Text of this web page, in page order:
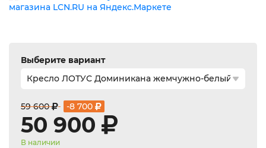
Выберите вариант
59 600 -8 700
50 900
В наличии